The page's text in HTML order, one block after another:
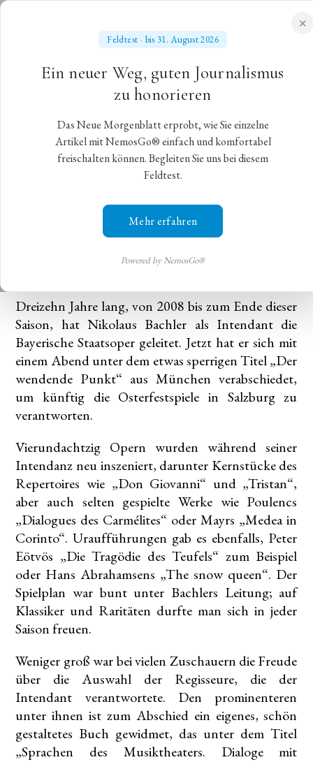
NEUES MORGENBLATT
für gebildete Stände
✕
Feldtest · bis 31. August 2026
Ein neuer Weg, guten Journalismus
zu honorieren
Das Neue Morgenblatt erprobt, wie Sie einzelne
Artikel mit NemosGo® einfach und komfortabel
freischalten können. Begleiten Sie uns bei diesem
Feldtest.
Mehr erfahren
Powered by NemosGo®
Nikolaus Bachlers Abschied von der
Bayerischen Staatsoper
Mit einem phantastischen Aufgebot an Opernstars
begeht Nikolaus Bachler seinen Abschied von der
Bayerischen Staatsoper
Dreizehn Jahre lang, von 2008 bis zum Ende dieser
Saison, hat Nikolaus Bachler als Intendant die
Bayerische Staatsoper geleitet. Jetzt hat er sich mit
einem Abend unter dem etwas sperrigen Titel „Der
wendende Punkt“ aus München verabschiedet,
um künftig die Osterfestspiele in Salzburg zu
verantworten.
Vierundachtzig Opern wurden während seiner
Intendanz neu inszeniert, darunter Kernstücke des
Repertoires wie „Don Giovanni“ und „Tristan“,
aber auch selten gespielte Werke wie Poulencs
„Dialogues des Carmélites“ oder Mayrs „Medea in
Corinto“. Uraufführungen gab es ebenfalls, Peter
Eötvös „Die Tragödie des Teufels“ zum Beispiel
oder Hans Abrahamsens „The snow queen“. Der
Spielplan war bunt unter Bachlers Leitung; auf
Klassiker und Raritäten durfte man sich in jeder
Saison freuen.
Weniger groß war bei vielen Zuschauern die Freude
über die Auswahl der Regisseure, die der
Intendant verantwortete. Den prominenteren
unter ihnen ist zum Abschied ein eigenes, schön
gestaltetes Buch gewidmet, das unter dem Titel
„Sprachen des Musiktheaters. Dialoge mit